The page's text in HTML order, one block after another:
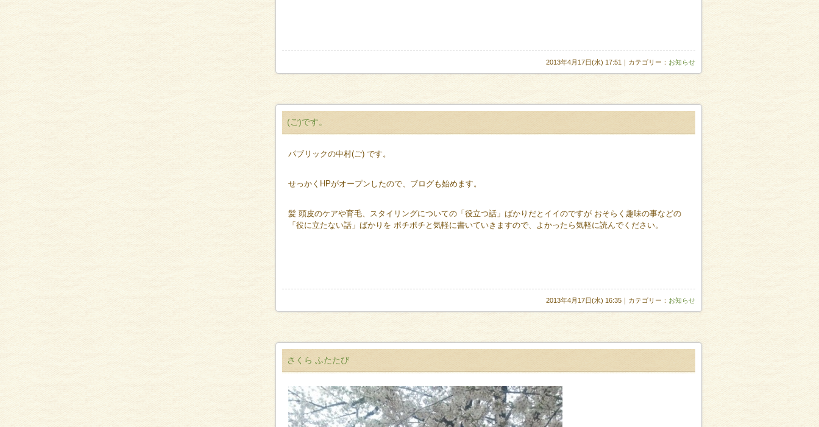
2013年4月17日(水) 17:51｜カテゴリー： お知らせ
(ご)です。
パブリックの中村(ご) です。
せっかくHPがオープンしたので、ブログも始めます。
髪 頭皮のケアや育毛、スタイリングについての「役立つ話」ばかりだとイイのですが おそらく趣味の事などの
「役に立たない話」ばかりを ボチボチと気軽に書いていきますので、よかったら気軽に読んでください。
2013年4月17日(水) 16:35｜カテゴリー： お知らせ
さくら ふたたび